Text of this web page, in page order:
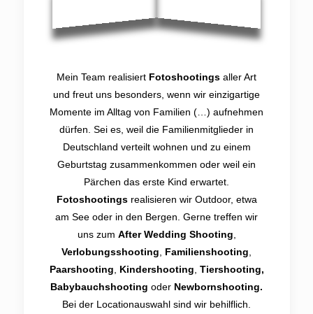
Mein Team realisiert Fotoshootings aller Art
und freut uns besonders, wenn wir einzigartige
Momente im Alltag von Familien (…) aufnehmen
dürfen. Sei es, weil die Familienmitglieder in
Deutschland verteilt wohnen und zu einem
Geburtstag zusammenkommen oder weil ein
Pärchen das erste Kind erwartet.
Fotoshootingsrealisieren wir Outdoor, etwa
am See oder in den Bergen. Gerne treffen wir
uns zum After Wedding Shooting,
Verlobungsshooting, Familienshooting,
Paarshooting, Kindershooting, Tiershooting,
Babybauchshooting oder Newbornshooting.
Bei der Locationauswahl sind wir behilflich.